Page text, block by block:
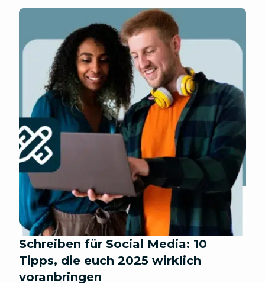
Schreiben für Social Media: 10
Tipps, die euch 2025 wirklich
voranbringen